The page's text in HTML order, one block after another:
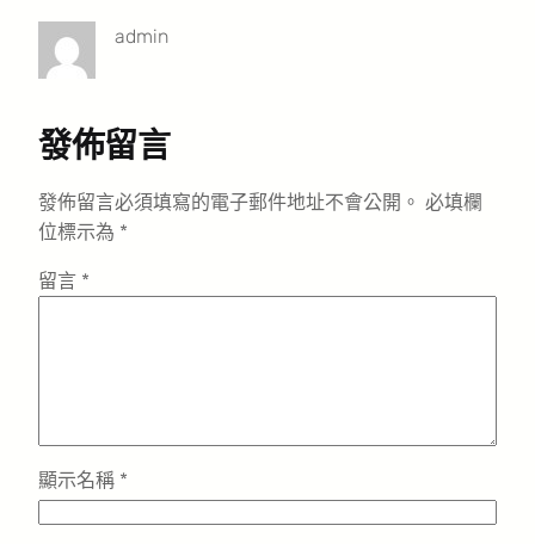
admin
發佈留言
發佈留言必須填寫的電子郵件地址不會公開。 必填欄
位標示為 *
留言 *
顯示名稱 *